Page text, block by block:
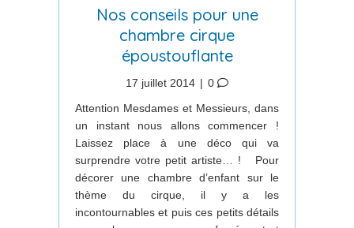
Nos conseils pour une
chambre cirque
époustouflante
17 juillet 2014 | 0
Attention Mesdames et Messieurs, dans
un instant nous allons commencer !
Laissez place à une déco qui va
surprendre votre petit artiste… ! Pour
décorer une chambre d’enfant sur le
thème du cirque, il y a les
incontournables et puis ces petits détails